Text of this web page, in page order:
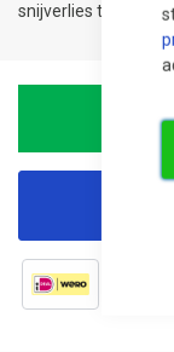
snijverlies te